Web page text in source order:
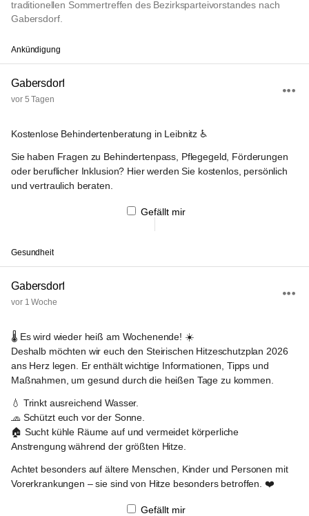
traditionellen Sommertreffen des Bezirksparteivorstandes nach
Gabersdorf.
Ankündigung
Gabersdorf
vor 5 Tagen
Kostenlose Behindertenberatung in Leibnitz ♿
Sie haben Fragen zu Behindertenpass, Pflegegeld, Förderungen
oder beruflicher Inklusion? Hier werden Sie kostenlos, persönlich
und vertraulich beraten.
Gefällt mir
Gesundheit
Gabersdorf
vor 1 Woche
🌡️ Es wird wieder heiß am Wochenende! ☀️
Deshalb möchten wir euch den Steirischen Hitzeschutzplan 2026
ans Herz legen. Er enthält wichtige Informationen, Tipps und
Maßnahmen, um gesund durch die heißen Tage zu kommen.
💧 Trinkt ausreichend Wasser.
🧢 Schützt euch vor der Sonne.
🏠 Sucht kühle Räume auf und vermeidet körperliche
Anstrengung während der größten Hitze.
Achtet besonders auf ältere Menschen, Kinder und Personen mit
Vorerkrankungen – sie sind von Hitze besonders betroffen. ❤️
Gefällt mir